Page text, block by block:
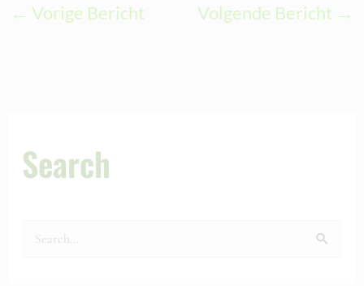
← Vorige Bericht Volgende Bericht →
Search